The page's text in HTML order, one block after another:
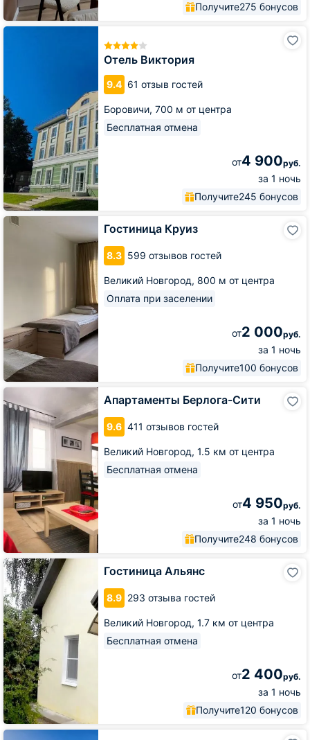
Получите275 бонусов
Отель Виктория
9.4 61 отзыв гостей
Боровичи, 700 м от центра
Бесплатная отмена
от4 900руб.
за 1 ночь
Получите245 бонусов
Отель
Гостиница Круиз
8.3 599 отзывов гостей
Великий Новгород, 800 м от центра
Оплата при заселении
от2 000руб.
за 1 ночь
Получите100 бонусов
Гостиница
Апартаменты Берлога-Сити
9.6 411 отзывов гостей
Великий Новгород, 1.5 км от центра
Бесплатная отмена
от4 950руб.
за 1 ночь
Получите248 бонусов
Апартаменты
Берлога-
Сити
Гостиница Альянс
8.9 293 отзыва гостей
Великий Новгород, 1.7 км от центра
Бесплатная отмена
от2 400руб.
за 1 ночь
Получите120 бонусов
Гостиница
Альянс
Гостиница